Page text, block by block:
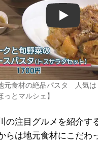
Play
元食材の絶品パスタ 人気は
とマルシェ】
の注目グルメを紹介す
らは地元食材にこだわ